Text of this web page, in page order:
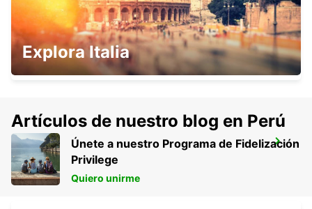
CADIZ MAIN STATION
CADIZ - SPAIN
CHICLANA
CHICLANA DE LA FRONTERA - SPAIN
Explora Italia
Artículos de nuestro blog en Perú
Únete a nuestro Programa de Fidelización
Privilege
Quiero unirme